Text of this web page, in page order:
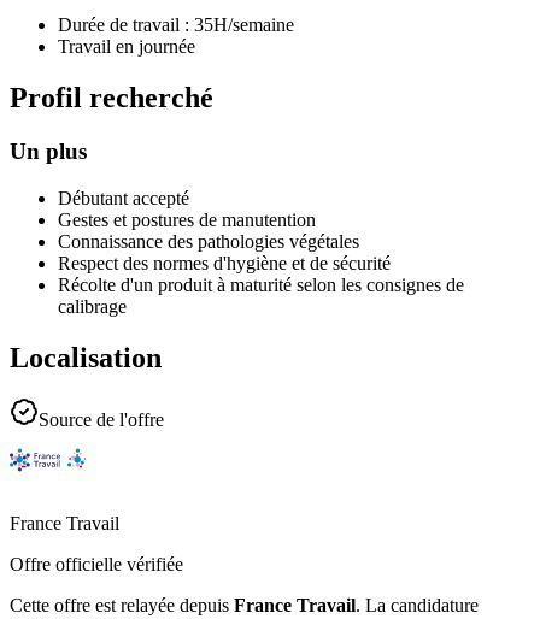
Durée de travail : 35H/semaine
Travail en journée
Profil recherché
Un plus
Débutant accepté
Gestes et postures de manutention
Connaissance des pathologies végétales
Respect des normes d'hygiène et de sécurité
Récolte d'un produit à maturité selon les consignes de
calibrage
Localisation
Source de l'offre
France Travail
Offre officielle vérifiée
Cette offre est relayée depuis France Travail. La candidature